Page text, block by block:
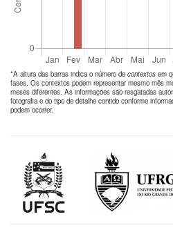
*A altura das barras indica o número de contextos em
fases. Os contextos podem representar mesmo mês
meses diferentes. As informações são resgatadas
fotografia e do tipo de detalhe contido conforme
podem ocorrer.